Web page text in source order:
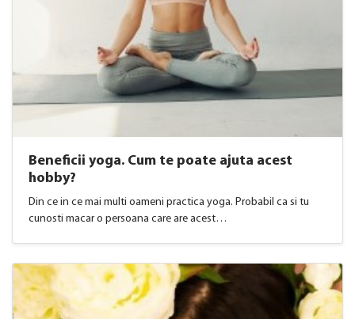
Beneficii yoga. Cum te poate ajuta acest
hobby?
Din ce in ce mai multi oameni practica yoga. Probabil ca si tu
cunosti macar o persoana care are acest…